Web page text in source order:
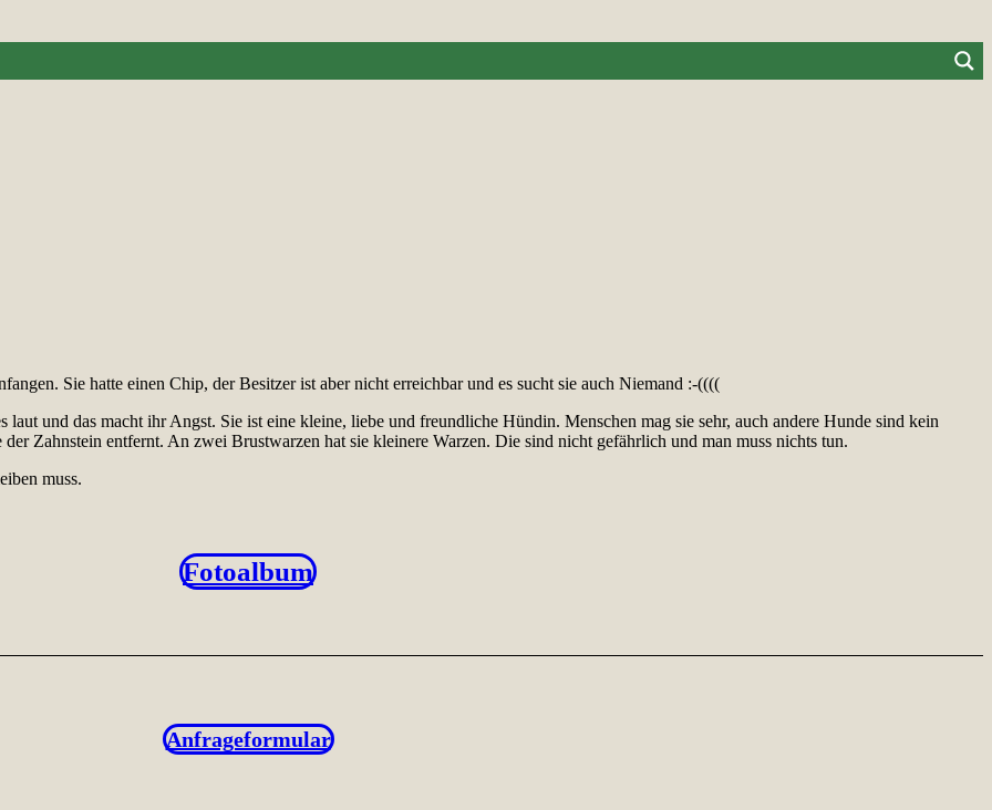
Sie hatte einen Chip, der Besitzer ist aber nicht erreichbar und es sucht sie auch Niemand :-((((
und das macht ihr Angst. Sie ist eine kleine, liebe und freundliche Hündin. Menschen mag sie sehr, auch andere Hunde sind kein
Zahnstein entfernt. An zwei Brustwarzen hat sie kleinere Warzen. Die sind nicht gefährlich und man muss nichts tun.
muss.
Fotoalbum
Anfrageformular